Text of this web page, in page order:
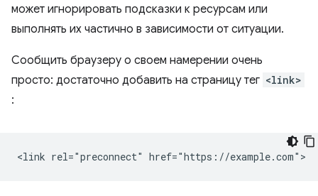
может игнорировать подсказки к ресурсам или
выполнять их частично в зависимости от ситуации.
Сообщить браузеру о своем намерении очень
просто: достаточно добавить на страницу тег <link>
: